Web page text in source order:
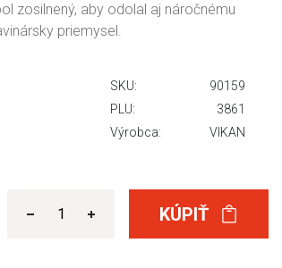
zosilnený, aby odolal aj náročnému
priemysel.
SKU:
90159
PLU:
3861
Výrobca:
VIKAN
KÚPIŤ